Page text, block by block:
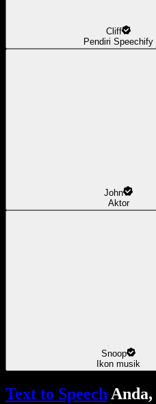
Cliff
Pendiri Speechify
John
Aktor
Snoop
Ikon musik
Text to SpeechAnda,